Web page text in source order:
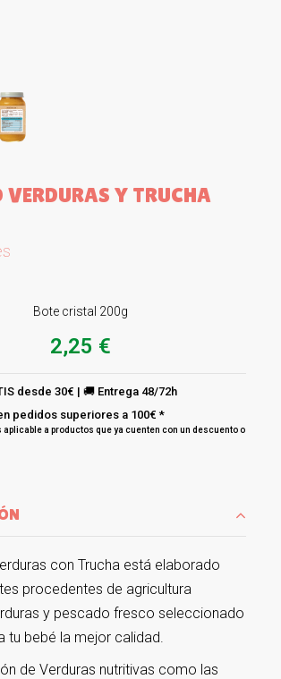
Y TRUCHA
Bote cristal 200g
2,25 €
desde 30€ | 🚚 Entrega 48/72h
pedidos superiores a 100€ *
aplicable a productos que ya cuenten con un descuento o
con Trucha está elaborado
procedentes de agricultura
y pescado fresco seleccionado
tu bebé la mejor calidad.
de Verduras nutritivas como las